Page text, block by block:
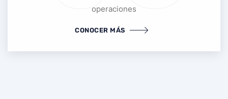
operaciones
CONOCER MÁS